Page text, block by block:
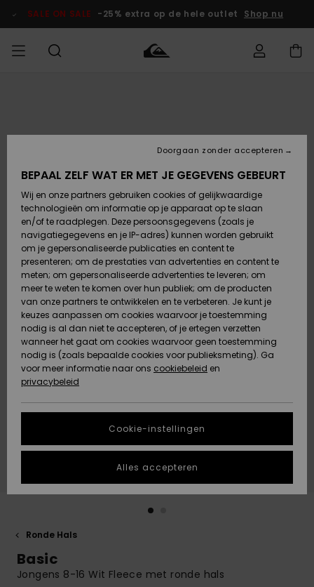
Productinformatie
SALE ON SALE -25% extra op de hele outlet Shop nu
Accessoires
Schoenen &
Slippers
Surf /
Water
Snow
Nieuw
Highlights
JONGENS
Accessoires
Schoenen &
Slippers
Surf /
Water
Sneeuw
Nieuw
Highlights
DAMES
Highlights
Snow
SURF
Surf Shop
Highlights
Community
SNOW
Snow Shop
Dames
Snow Shop
Highlights
Gemeenschap
SALE ON
SALE
Kinderen
VROUW
OUTLET
Regio- En
Taalinstellingen
Retouren
Betaling
Giftcard
Quiksilver
Freedom
Gegevensbescherming
gesprek om het
snelste
vraag te
krijgen.
Gesprek
de meest
DUURZAAMHEID
STORE LOCATOR
VERLANGLIJST
Ronde Hals
Basic
Jongens 8-16 Wit Fleece met ronde hals
BEPAAL ZELF WAT ER MET JE GEGEVENS GEBEURT
Wij en onze partners gebruiken cookies of gelijkwaardige
technologieën om informatie op je apparaat op te slaan
en/of te raadplegen. Deze persoonsgegevens (zoals je
navigatiegegevens en je IP-adres) kunnen worden gebruikt
om je gepersonaliseerde publicaties en content te
presenteren; om de prestaties van advertenties en content te
meten; om gepersonaliseerde advertenties te leveren; om
meer te weten te komen over hun publiek; om de producten
van onze partners te ontwikkelen en te verbeteren. Je kunt je
keuzes aanpassen om cookies waarvoor je toestemming
nodig is al dan niet te accepteren, of je ertegen verzetten
wanneer het gaat om cookies waarvoor geen toestemming
nodig is (zoals bepaalde cookies voor publieksmeting). Ga
voor meer informatie naar ons cookiebeleid en
privacybeleid
Cookie-instellingen
Doorgaan zonder accepteren
Alles accepteren